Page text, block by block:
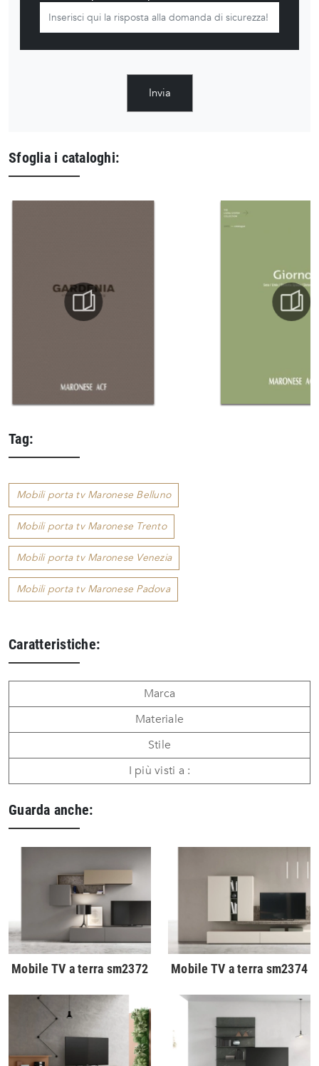
Invia
Sfoglia i cataloghi:
Tag:
Mobili porta tv Maronese Belluno
Mobili porta tv Maronese Trento
Mobili porta tv Maronese Venezia
Mobili porta tv Maronese Padova
Caratteristiche:
Marca
Materiale
Stile
I più visti a :
Guarda anche:
Mobile TV a terra sm2372 Mobile TV a terra sm2374